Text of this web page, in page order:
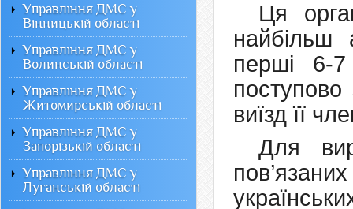
Ця
найбільш
перші 6-7
виїзд її
Для
Управління ДМС у
Вінницькій області
Управління ДМС у
Волинській області
Управління ДМС у
Житомирській області
Управління ДМС у
Запорізькій області
Управління ДМС у
Луганській області